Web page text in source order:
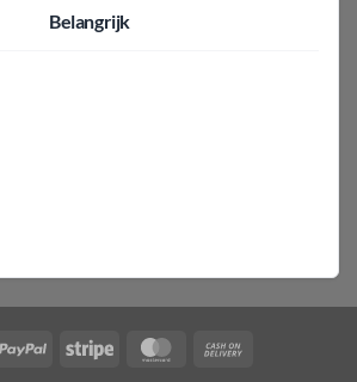
Belangrijk
PayPal Stripe MasterCard